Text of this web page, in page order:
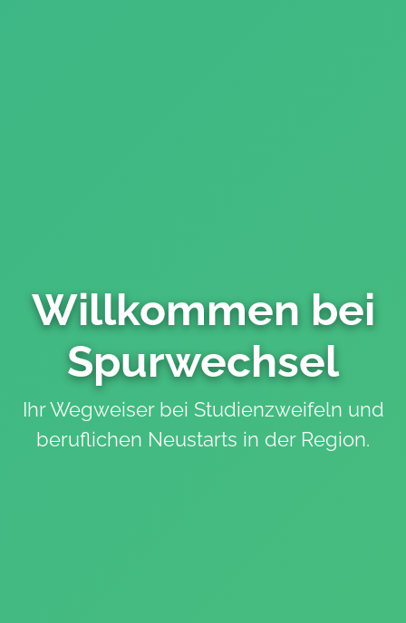
Willkommen bei
Spurwechsel
Ihr Wegweiser bei Studienzweifeln und
beruflichen Neustarts in der Region.